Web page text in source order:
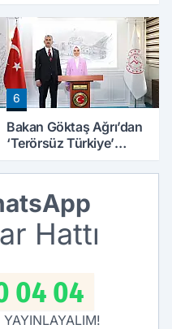
bulundu
6
Bakan Göktaş Ağrı’dan
‘Terörsüz Türkiye’
Hattı
04 04